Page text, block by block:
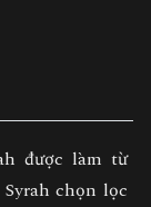
được làm từ
chọn lọc